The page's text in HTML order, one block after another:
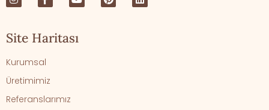
Site Haritası
Kurumsal
Üretimimiz
Referanslarımız